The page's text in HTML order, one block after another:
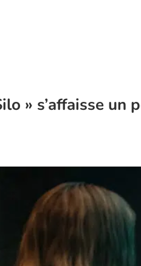
» s’affaisse